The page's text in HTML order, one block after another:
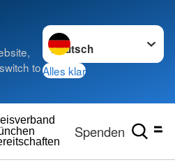
to
Sprache wechseln zu
Alles klar
Spenden